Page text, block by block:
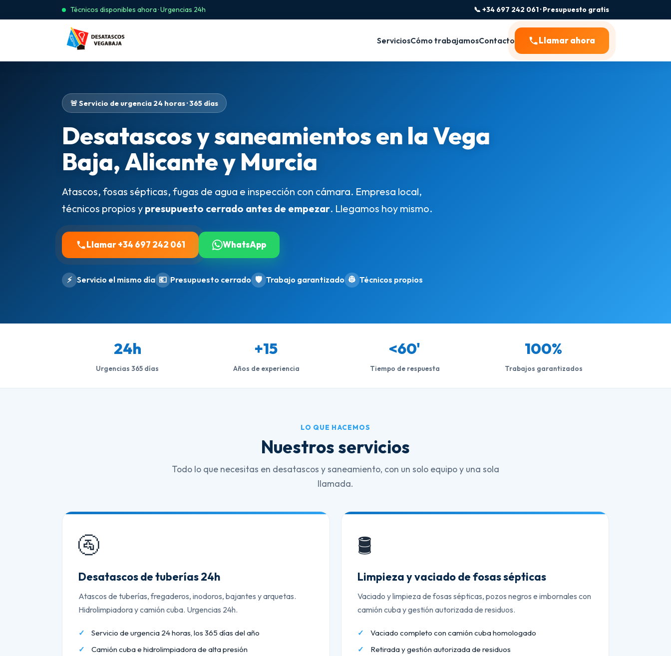
Técnicos disponibles ahora · Urgencias 24h 📞 +34 697 242 061 · Presupuesto gratis
ServiciosCómo trabajamosContacto Llamar ahora
🚨 Servicio de urgencia 24 horas · 365 días
Desatascos y saneamientos en la Vega
Baja, Alicante y Murcia
Atascos, fosas sépticas, fugas de agua e inspección con cámara. Empresa local,
técnicos propios y presupuesto cerrado antes de empezar. Llegamos hoy mismo.
Llamar +34 697 242 061 WhatsApp
⚡ Servicio el mismo día 💶 Presupuesto cerrado 🛡️ Trabajo garantizado 👷 Técnicos propios
24h
Urgencias 365 días
+15
Años de experiencia
<60'
Tiempo de respuesta
100%
Trabajos garantizados
LO QUE HACEMOS
Nuestros servicios
Todo lo que necesitas en desatascos y saneamiento, con un solo equipo y una sola
llamada.
🚰
Desatascos de tuberías 24h
Atascos de tuberías, fregaderos, inodoros, bajantes y arquetas.
Hidrolimpiadora y camión cuba. Urgencias 24h.
Servicio de urgencia 24 horas, los 365 días del año
Camión cuba e hidrolimpiadora de alta presión
🛢️
Limpieza y vaciado de fosas sépticas
Vaciado y limpieza de fosas sépticas, pozos negros e imbornales con
camión cuba y gestión autorizada de residuos.
Vaciado completo con camión cuba homologado
Retirada y gestión autorizada de residuos